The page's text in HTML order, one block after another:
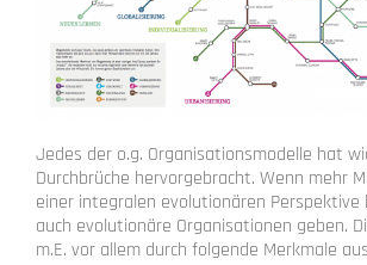
Jedes der o.g. Organisationsmodelle hat
Durchbrüche hervorgebracht. Wenn mehr
einer integralen evolutionären Perspektive
auch evolutionäre Organisationen geben.
m.E. vor allem durch folgende Merkmale